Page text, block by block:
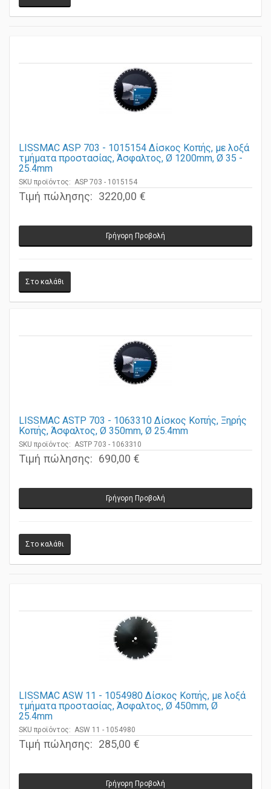
LISSMAC ASP 703 - 1015154 Δίσκος Κοπής, με λοξά
τμήματα προστασίας, Άσφαλτος, Ø 1200mm, Ø 35 -
25.4mm
SKU προϊόντος: ASP 703 - 1015154
Τιμή πώλησης: 3220,00 €
LISSMAC ASTP 703 - 1063310 Δίσκος Κοπής, Ξηρής
Κοπής, Άσφαλτος, Ø 350mm, Ø 25.4mm
SKU προϊόντος: ASTP 703 - 1063310
Τιμή πώλησης: 690,00 €
LISSMAC ASW 11 - 1054980 Δίσκος Κοπής, με λοξά
τμήματα προστασίας, Άσφαλτος, Ø 450mm, Ø
25.4mm
SKU προϊόντος: ASW 11 - 1054980
Τιμή πώλησης: 285,00 €